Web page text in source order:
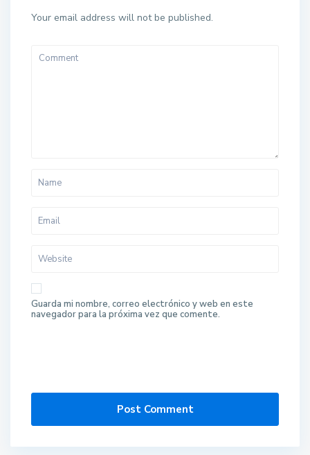
Your email address will not be published.
Guarda mi nombre, correo electrónico y web en este
navegador para la próxima vez que comente.